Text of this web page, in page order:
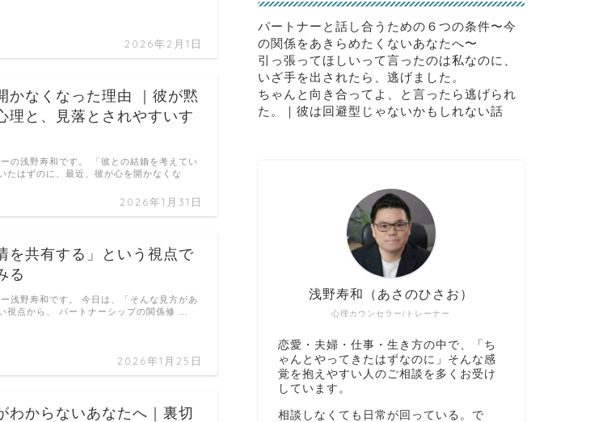
2026年2月1日
かなくなった理由 ｜彼が黙
理と、見落とされやすいす
2026年1月31日
の浅野寿和です。 「彼との結婚を考えてい
たはずのに、最近、彼が心を開かなくな
を共有する」という視点で
る
2026年1月25日
浅野寿和です。 今日は、「そんな見方があ
視点から、 パートナーシップの関係修 …
わからないあなたへ｜裏切
パートナーと話し合うための６つの条件〜今
の関係をあきらめたくないあなたへ〜
引っ張ってほしいって言ったのは私なのに、
いざ手を出されたら、逃げました。
ちゃんと向き合ってよ、と言ったら逃げられ
た。｜彼は回避型じゃないかもしれない話
心理カウンセラー/トレーナー
浅野寿和（あさのひさお）
恋愛・夫婦・仕事・生き方の中で、「ち
ゃんとやってきたはずなのに」そんな感
覚を抱えやすい人のご相談を多くお受け
しています。
相談しなくても日常が回っている。で